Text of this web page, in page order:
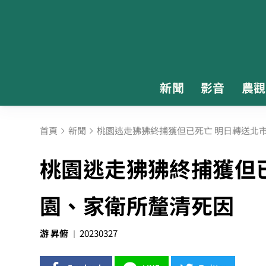
新聞 影音 農
首頁 新聞 桃園逃走狒狒終捕獲但已死亡 明日轉送北
桃園逃走狒狒終捕獲
園、家衛所釐清死因
游 昇俯 20230327